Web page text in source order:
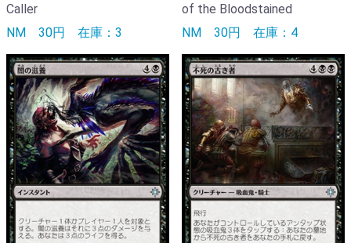
Caller
NM 30円 在庫：3
of the Bloodstained
NM 30円 在庫：4